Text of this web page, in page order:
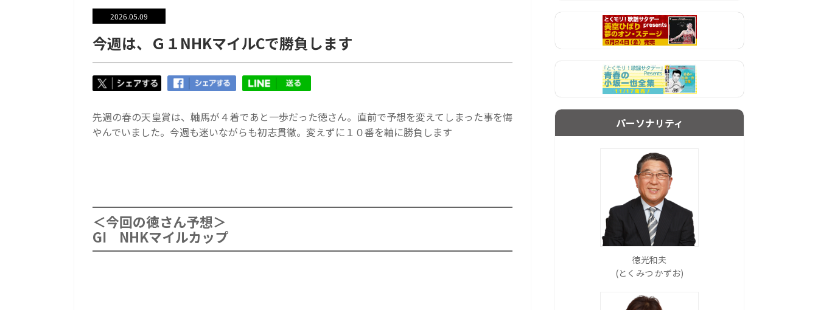
2026.05.09
今週は、Ｇ１NHKマイルCで勝負します
先週の春の天皇賞は、軸馬が４着であと一歩だった徳さん。直前で予想を変えてしまった事を悔
やんでいました。今週も迷いながらも初志貫徹。変えずに１０番を軸に勝負します
＜今回の徳さん予想＞
GⅠ NHKマイルカップ
パーソナリティ
徳光和夫
(とくみつ かずお)